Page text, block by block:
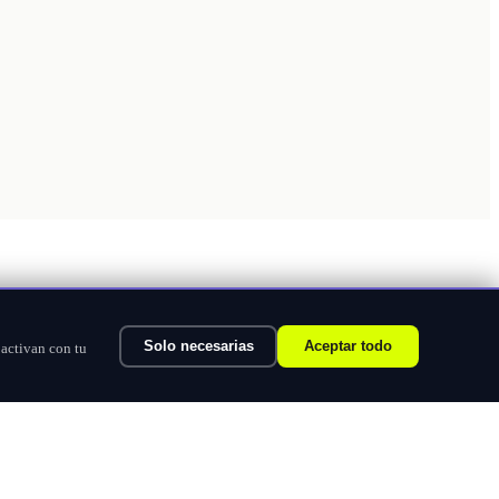
con tu Solo necesarias Aceptar todo